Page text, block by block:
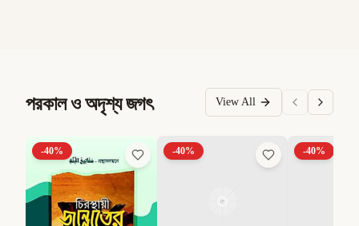
পরকাল ও অদৃশ্য জগৎ View All
-40% -40% -40%